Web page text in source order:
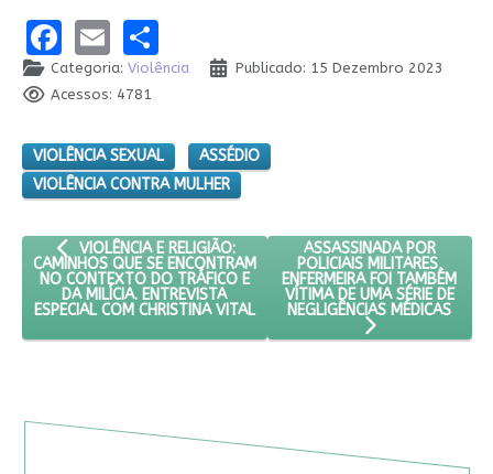
Facebook
EmailShare
Categoria: Violência
Publicado: 15 Dezembro 2023
Acessos: 4781
VIOLÊNCIA SEXUAL
ASSÉDIO
VIOLÊNCIA CONTRA MULHER
ARTIGO ANTERIOR: VIOLÊNCIA E RELIGIÃO: CAMINHOS QUE
VIOLÊNCIA E RELIGIÃO:
CAMINHOS QUE SE ENCONTRAM
NO CONTEXTO DO TRÁFICO E
DA MILÍCIA. ENTREVISTA
ESPECIAL COM CHRISTINA VITAL
PRÓXIMO ARTIGO:
ASSASSINADA POR
POLICIAIS MILITARES,
ENFERMEIRA FOI TAMBÉM
VÍTIMA DE UMA SÉRIE DE
NEGLIGÊNCIAS MÉDICAS